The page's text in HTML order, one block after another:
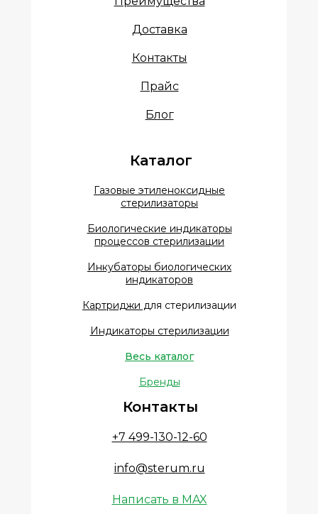
Доставка
Контакты
Прайс
Блог
+7 499-130-12-60
info@sterum.ru
Написать в MAX
Контакты
Каталог
Газовые этиленоксидные
стерилизаторы
Биологические индикаторы
процессов стерилизации
Инкубаторы биологических
индикаторов
Картриджи для стерилизации
Индикаторы стерилизации
Весь каталог
Бренды